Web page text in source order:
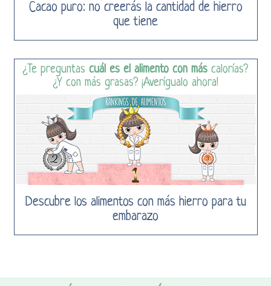
Cacao puro: no creerás la cantidad de hierro
que tiene
¿Te preguntas cuál es el alimento con más calorías?
¿Y con más grasas? ¡Averígualo ahora!
Descubre los alimentos con más hierro para tu
embarazo